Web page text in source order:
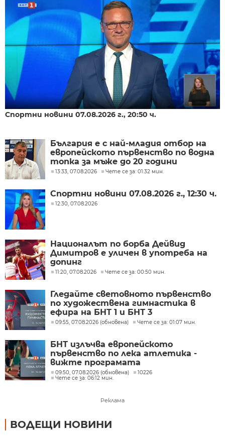
Спортни новини 07.08.2026 г., 20:50 ч.
България е с най-младия отбор на
европейското първенство по водна
топка за мъже до 20 години
13:33, 07.08.2026 Чете се за: 01:32 мин.
Спортни новини 07.08.2026 г., 12:30 ч.
12:30, 07.08.2026
Националът по борба Дейвид
Димитров е уличен в употреба на
допинг
11:20, 07.08.2026 Чете се за: 00:50 мин.
Гледайте световното първенство
по художествена гимнастика в
ефира на БНТ 1 и БНТ 3
09:55, 07.08.2026 (обновена) Чете се за: 01:07 мин.
БНТ излъчва европейското
първенство по лека атлетика -
вижте програмата
09:50, 07.08.2026 (обновена)
10226
Чете се за: 06:12 мин.
Реклама
ВОДЕЩИ НОВИНИ